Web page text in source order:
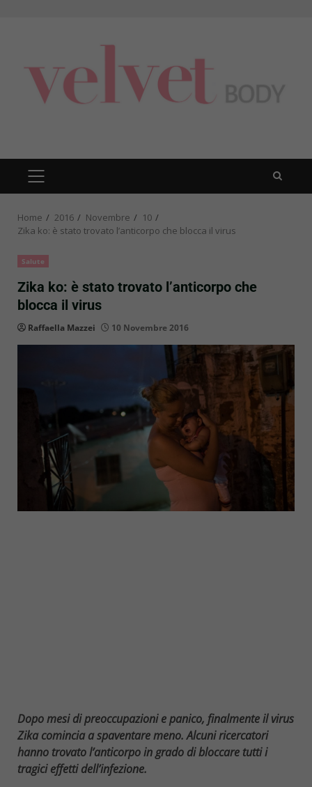
PRIMARY
MENU
Home 2016 Novembre
10
Zika ko: è stato trovato l’anticorpo che blocca il virus
Salute
Zika ko: è stato trovato l’anticorpo che
blocca il virus
Raffaella Mazzei 10 Novembre 2016
Dopo mesi di preoccupazioni e panico, finalmente il virus
Zika comincia a spaventare meno. Alcuni ricercatori
hanno trovato l’anticorpo in grado di bloccare tutti i
tragici effetti dell’infezione.